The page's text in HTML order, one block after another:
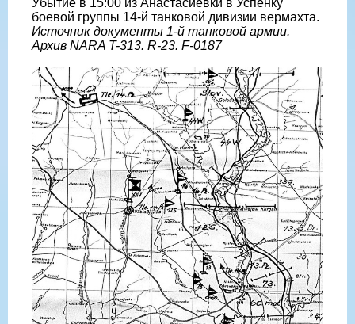
Убытие в 15:00 из Анастасиевки в Успенку
боевой группы 14-й танковой дивизии вермахта.
Источник документы 1-й танковой армии.
Архив NARA T-313. R-23. F-0187